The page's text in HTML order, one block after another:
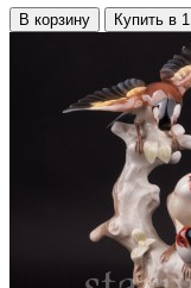
В корзину Купить в